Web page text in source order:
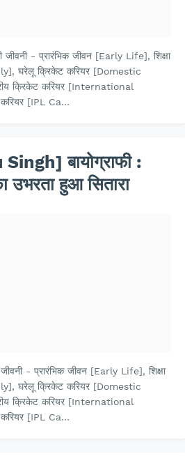
- प्रारंभिक जीवन [Early Life], शिक्षा
घरेलू क्रिकेट करियर [Domestic
क्रिकेट करियर [International
[IPL Ca…
बायोग्राफी :
उभरता हुआ सितारा
- प्रारंभिक जीवन [Early Life], शिक्षा
घरेलू क्रिकेट करियर [Domestic
क्रिकेट करियर [International
[IPL Ca…